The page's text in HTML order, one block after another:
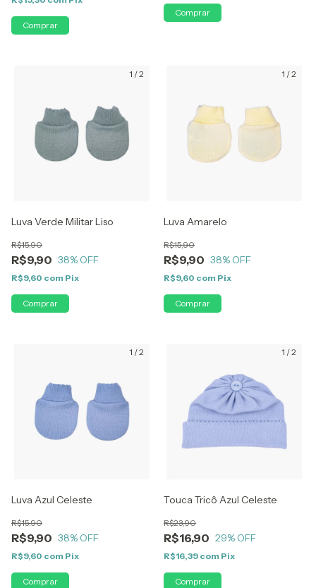
1 /2
Luva Verde Militar Liso
R$9,90
R$15,90
38% OFF
R$9,60 com Pix
1 /2
Luva Amarelo
R$9,90
R$15,90
38% OFF
R$9,60 com Pix
1 /2
Luva Azul Celeste
R$9,90
R$15,90
38% OFF
R$9,60 com Pix
1 /2
Touca Tricô Azul Celeste
R$16,90
R$23,90
29% OFF
R$16,39 com Pix